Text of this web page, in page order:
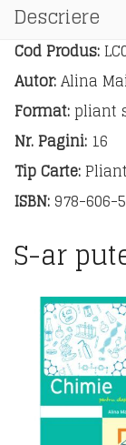
Descriere
Cod Produs:
Autor:Alina
Format:pliant
Nr. Pagini: 16
Tip Carte: Pliant
ISBN:978-606-
S-ar